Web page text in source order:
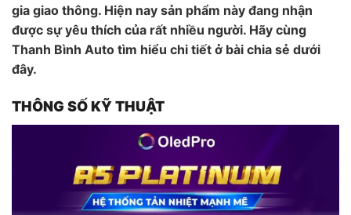
gia giao thông. Hiện nay sản phẩm này đang nhận
được sự yêu thích của rất nhiều người. Hãy cùng
Thanh Bình Auto tìm hiểu chi tiết ở bài chia sẻ dưới
đây.
THÔNG SỐ KỸ THUẬT